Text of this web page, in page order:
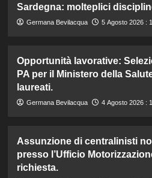
Sardegna: molteplici
Germana Bevilacqua 5 Agosto 2026 :
Opportunità lavorative:
PA per il Ministero della
laureati.
Germana Bevilacqua 4 Agosto 2026 :
Assunzione di centralinisti
presso l’Ufficio
richiesta.